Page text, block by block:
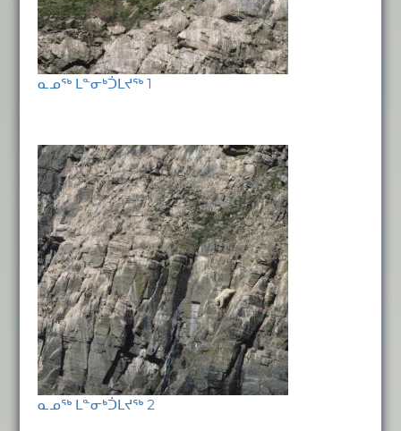
ᓇᓄᖅ ᒪᓐᓂᒃᑑᒪᔪᖅ 1
ᓇᓄᖅ ᒪᓐᓂᒃᑑᒪᔪᖅ 2